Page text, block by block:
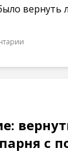
вернуть
с